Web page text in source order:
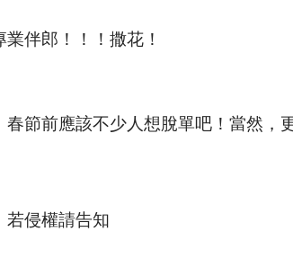
伴郎！！！撒花！
節前應該不少人想脫單吧！當然，
若侵權請告知